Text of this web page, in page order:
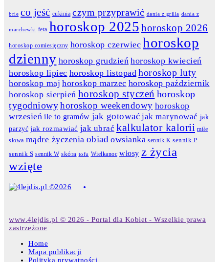
brie co jeść cukinia czym przyprawić dania z grilla dania z
marchewki feta horoskop 2025 horoskop 2026
horoskop comiesięczny horoskop czerwiec horoskop
dzienny horoskop grudzień horoskop kwiecień
horoskop lipiec horoskop listopad horoskop luty
horoskop maj horoskop marzec horoskop październik
horoskop sierpień horoskop styczeń horoskop
tygodniowyhoroskop weekendowy horoskop
wrzesień ile to gramów jak gotować jak marynować jak
parzyć jak rozmawiać jak ubrać kalkulator kalorii miłe
słowa mądre życzenia obiad owsianka sennik K sennik P
sennik S sennik W skóra tofu Wielkanoc włosy z życia
wzięte
www.4lejdis.pl © 2026 - Portal dla Kobiet - Wszelkie prawa
zastrzeżone
Home
Mapa publikacji
Polityka prywatności